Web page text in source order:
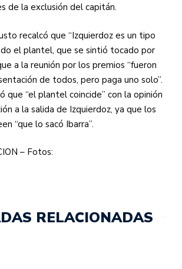
de la exclusión del capitán.
recalcó que “Izquierdoz es un tipo
el plantel, que se sintió tocado por
a la reunión por los premios “fueron
de todos, pero paga uno solo”.
que “el plantel coincide” con la opinión
a la salida de Izquierdoz, ya que los
“que lo sacó Ibarra”.
– Fotos:
RELACIONADAS